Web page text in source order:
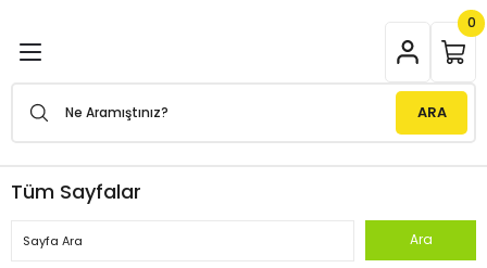
Power Inverterler
UPS Tam Sinüs Inverterler
Cihazları
Direkleri
ARA
0
Tüm Sayfalar